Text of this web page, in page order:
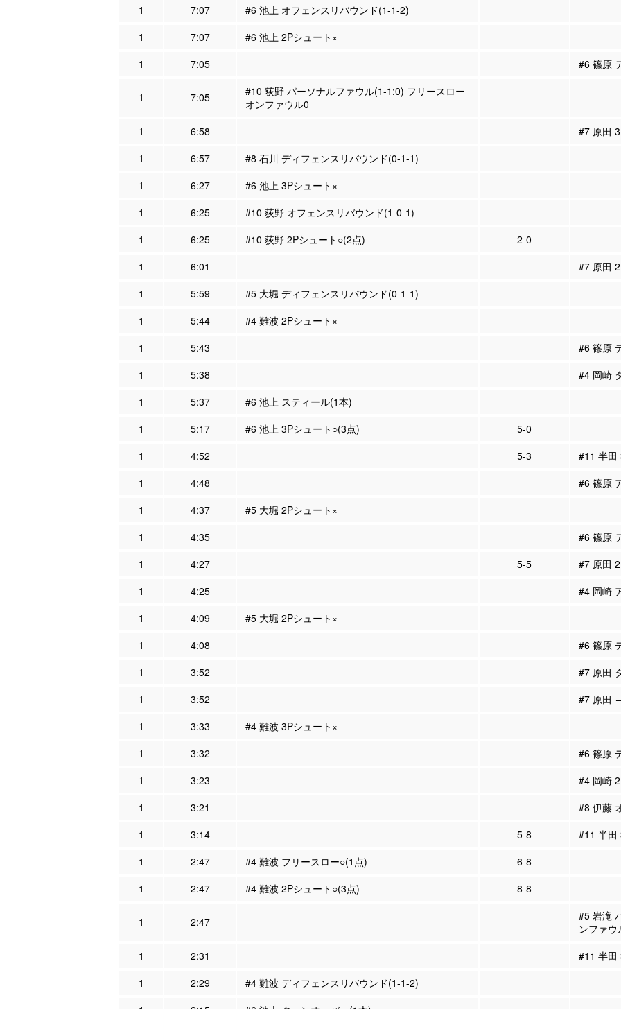
1
7:07
#6 池上 オフェンスリバウンド(1-1-2)
1
7:07
#6 池上 2Pシュート×
1
7:05 #6 篠原
1 7:05
#10 荻野 パーソナルファウル(1-1:0) フリースロー
オンファウル0
1
6:58
#7 原田
1
6:57
#8 石川 ディフェンスリバウンド(0-1-1)
1
6:27
#6 池上 3Pシュート×
1
6:25
#10 荻野 オフェンスリバウンド(1-0-1)
1
6:25 #10 荻野 2Pシュート○(2点)
2-0
1
6:01
#7 原田
1
5:59
#5 大堀 ディフェンスリバウンド(0-1-1)
1
5:44
#4 難波 2Pシュート×
1
5:43
#6 篠原
1
5:38
#4 岡崎
1
5:37
#6 池上 スティール(1本)
1
5:17 #6 池上 3Pシュート○(3点)
5-0
1
4:52 5-3
#11 半田
1
4:48
#6 篠原
1
4:37
#5 大堀 2Pシュート×
1
4:35
#6 篠原
1
4:27 5-5
#7 原田
1
4:25
#4 岡崎
1
4:09
#5 大堀 2Pシュート×
1
4:08
#6 篠原
1
3:52
#7 原田
1
3:52
#7 原田
1
3:33
#4 難波 3Pシュート×
1
3:32
#6 篠原
1
3:23
#4 岡崎
1
3:21
#8 伊藤
1
3:14 5-8
#11 半田
1
2:47 #4 難波 フリースロー○(1点)
6-8
1
2:47 #4 難波 2Pシュート○(3点) 8-8
1 2:47
#5 岩滝
ンファウ
1
2:31
#11 半田
1
2:29
#4 難波 ディフェンスリバウンド(1-1-2)